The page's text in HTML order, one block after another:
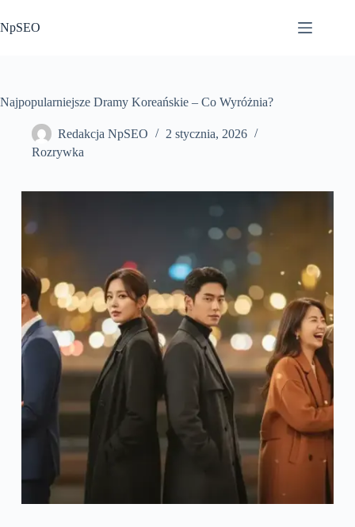
do
treści
NpSEO
Najpopularniejsze Dramy Koreańskie – Co Wyróżnia?
Redakcja NpSEO
2 stycznia, 2026
Rozrywka